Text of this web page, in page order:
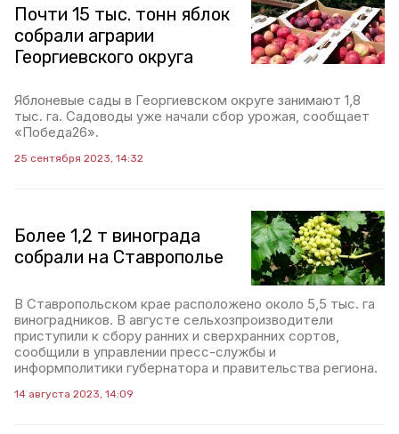
Почти 15 тыс. тонн яблок
собрали аграрии
Георгиевского округа
Яблоневые сады в Георгиевском округе занимают 1,8
тыс. га. Садоводы уже начали сбор урожая, сообщает
«Победа26».
25 сентября 2023, 14:32
Более 1,2 т винограда
собрали на Ставрополье
В Ставропольском крае расположено около 5,5 тыс. га
виноградников. В августе сельхозпроизводители
приступили к сбору ранних и сверхранних сортов,
сообщили в управлении пресс-службы и
информполитики губернатора и правительства региона.
14 августа 2023, 14:09